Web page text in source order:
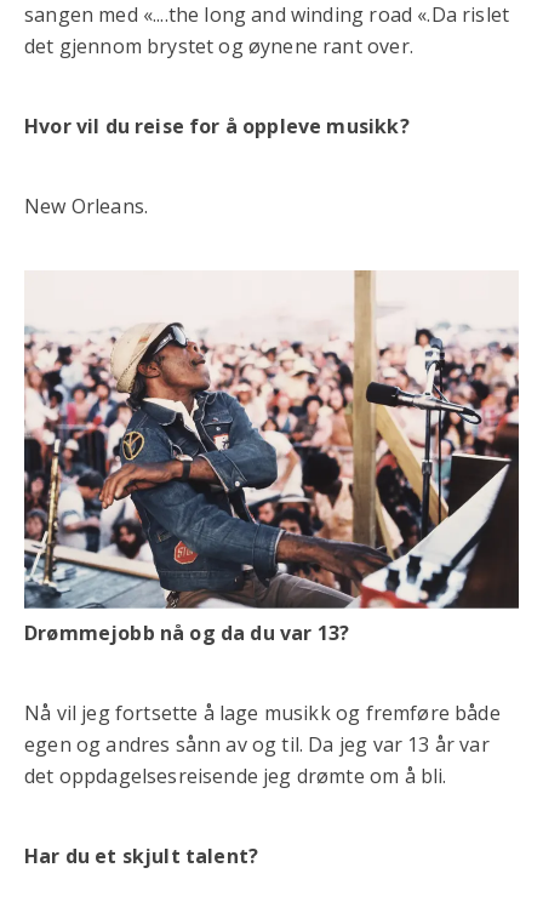
sangen med «....the long and winding road «.Da rislet
det gjennom brystet og øynene rant over.
Hvor vil du reise for å oppleve musikk?
New Orleans.
Drømmejobb nå og da du var 13?
Nå vil jeg fortsette å lage musikk og fremføre både
egen og andres sånn av og til. Da jeg var 13 år var
det oppdagelsesreisende jeg drømte om å bli.
Har du et skjult talent?